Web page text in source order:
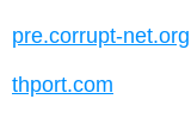
pre.corrupt-net.org
thport.com